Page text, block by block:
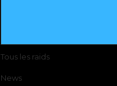
Tous les raids
News